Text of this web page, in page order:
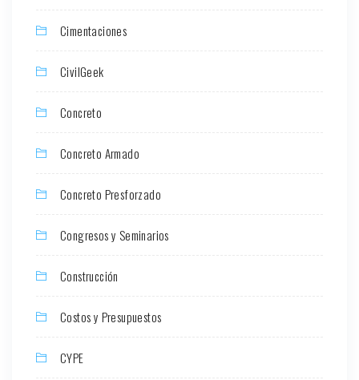
Cimentaciones
CivilGeek
Concreto
Concreto Armado
Concreto Presforzado
Congresos y Seminarios
Construcción
Costos y Presupuestos
CYPE